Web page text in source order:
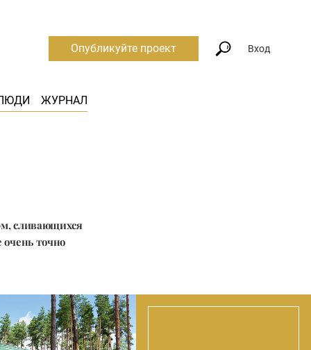
ЖУРНАЛ
Опубликуйте проект Вход
сливающихся
очень точно